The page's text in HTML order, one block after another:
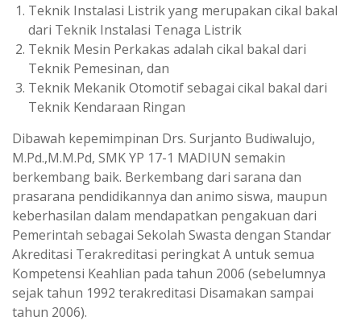
Teknik Instalasi Listrik yang merupakan cikal bakal
dari Teknik Instalasi Tenaga Listrik
Teknik Mesin Perkakas adalah cikal bakal dari
Teknik Pemesinan, dan
Teknik Mekanik Otomotif sebagai cikal bakal dari
Teknik Kendaraan Ringan
Dibawah kepemimpinan Drs. Surjanto Budiwalujo,
M.Pd.,M.M.Pd, SMK YP 17-1 MADIUN semakin
berkembang baik. Berkembang dari sarana dan
prasarana pendidikannya dan animo siswa, maupun
keberhasilan dalam mendapatkan pengakuan dari
Pemerintah sebagai Sekolah Swasta dengan Standar
Akreditasi Terakreditasi peringkat A untuk semua
Kompetensi Keahlian pada tahun 2006 (sebelumnya
sejak tahun 1992 terakreditasi Disamakan sampai
tahun 2006).